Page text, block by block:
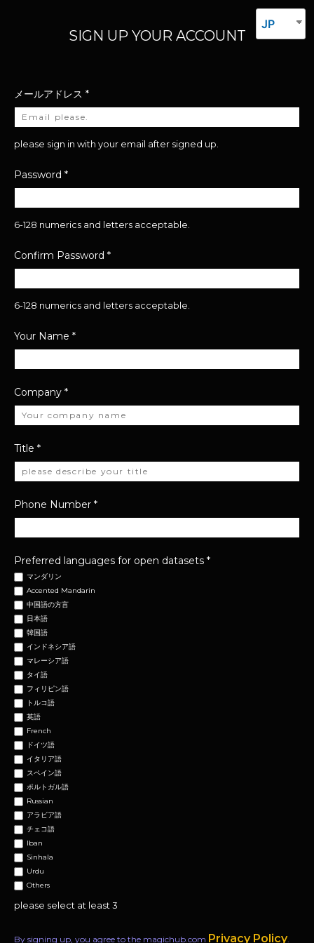
JP
SIGN UP YOUR ACCOUNT
メールアドレス *
please sign in with your email after signed up.
Password *
6-128 numerics and letters acceptable.
Confirm Password *
6-128 numerics and letters acceptable.
Your Name *
Company *
Title *
Phone Number *
Preferred languages for open datasets *
マンダリン
Accented Mandarin
中国語の方言
日本語
韓国語
インドネシア語
マレーシア語
タイ語
フィリピン語
トルコ語
英語
French
ドイツ語
イタリア語
スペイン語
ポルトガル語
Russian
アラビア語
チェコ語
Iban
Sinhala
Urdu
Others
please select at least 3
By signing up, you agree to the magichub.com Privacy Policy.